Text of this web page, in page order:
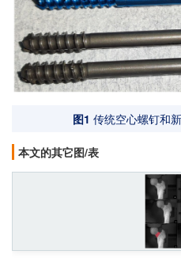
图1 传统空心螺钉和
本文的其它图/表